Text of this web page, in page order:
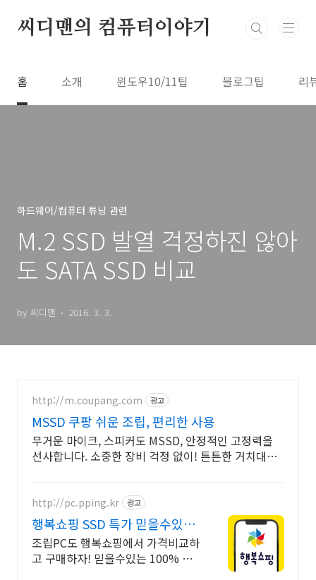
씨디맨의 컴퓨터이야기
홈 소개 윈도우10/11팁 블로그팁 리
하드웨어/컴퓨터 튜닝 관련
M.2 SSD 발열 걱정하진 않아
도 SATA SSD 비교
by 씨디맨 2016. 3. 3.
http://m.coupang.com 광고
MSSD 쿠팡 쉬운 조립, 편리한 사용
무거운 마이크, 스피커도 MSSD, 안정적인 고정력을
선사합니다. 소중한 장비 걱정 없이! 튼튼한 거치대를
http://pc.pping.kr 광고
행복쇼핑 SSD 특가 믿을수있는
100% 매매보호
조립PC도 행복쇼핑에서 가격비교하
고 구매하자! 믿을수있는 100% 매